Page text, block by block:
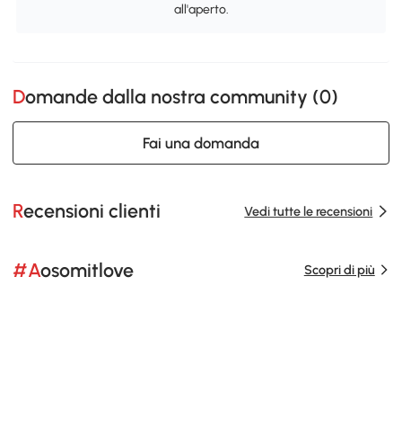
all'aperto.
Domande dalla nostra community (0)
Fai una domanda
Recensioni clienti Vedi tutte le recensioni
#Aosomitlove Scopri di più